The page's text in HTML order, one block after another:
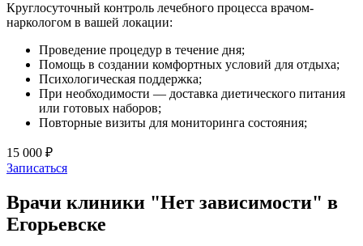
Круглосуточный контроль лечебного процесса врачом-
наркологом в вашей локации:
Проведение процедур в течение дня;
Помощь в создании комфортных условий для отдыха;
Психологическая поддержка;
При необходимости — доставка диетического питания
или готовых наборов;
Повторные визиты для мониторинга состояния;
15 000 ₽
Записаться
Врачи клиники "Нет зависимости" в
Егорьевске